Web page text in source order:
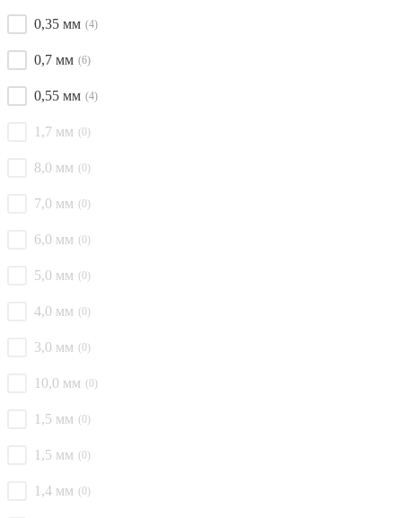
0,35 мм (4)
0,7 мм (6)
0,55 мм (4)
1,7 мм (0)
8,0 мм (0)
7,0 мм (0)
6,0 мм (0)
5,0 мм (0)
4,0 мм (0)
3,0 мм (0)
10,0 мм (0)
1,5 мм (0)
1,5 мм (0)
1,4 мм (0)